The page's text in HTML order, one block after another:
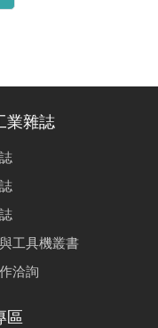
業雜誌
工具機叢書
洽詢
區